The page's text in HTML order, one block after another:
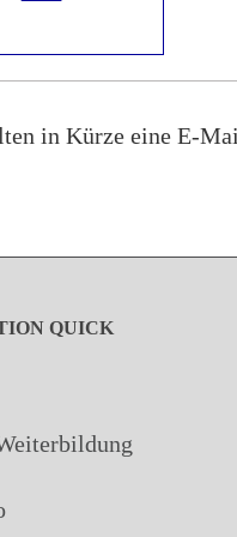
in Kürze eine E-
QUICK